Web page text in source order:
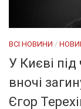
ВСІ НОВИНИ /
У Києві
вночі
Єгор